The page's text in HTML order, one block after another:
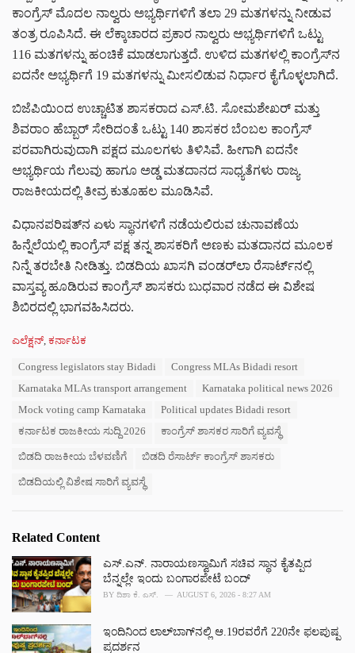
ಕಾಂಗ್ರೆಸ್ ಮೊದಲ ನಾಲ್ವರು ಅಭ್ಯರ್ಥಿಗಳಿಗೆ ತಲಾ 29 ಮತಗಳನ್ನು ನೀಡುವ
ತಂತ್ರ ರೂಪಿಸಿದೆ. ಈ ಲೆಕ್ಕಾಚಾರದ ಪ್ರಕಾರ ನಾಲ್ವರು ಅಭ್ಯರ್ಥಿಗಳಿಗೆ ಒಟ್ಟು
116 ಮತಗಳನ್ನು ಹಂಚಿಕೆ ಮಾಡಲಾಗುತ್ತದೆ. ಉಳಿದ ಮತಗಳಲ್ಲಿ ಕಾಂಗ್ರೆಸ್‌ನ
ಐದನೇ ಅಭ್ಯರ್ಥಿಗೆ 19 ಮತಗಳನ್ನು ಮೀಸಲಿಡುವ ನಿರ್ಧಾರ ಕೈಗೊಳ್ಳಲಾಗಿದೆ.
ಬಿಜೆಪಿಯಿಂದ ಉಚ್ಚಾಟಿತ ಶಾಸಕರಾದ ಎಸ್.ಟಿ. ಸೋಮಶೇಖರ್ ಮತ್ತು
ಶಿವರಾಂ ಹೆಬ್ಬಾರ್ ಸೇರಿದಂತೆ ಒಟ್ಟು 140 ಶಾಸಕರ ಬೆಂಬಲ ಕಾಂಗ್ರೆಸ್
ಪರವಾಗಿರುವುದಾಗಿ ಪಕ್ಷದ ಮೂಲಗಳು ತಿಳಿಸಿವೆ. ಹೀಗಾಗಿ ಐದನೇ
ಅಭ್ಯರ್ಥಿಯ ಗೆಲುವು ಹಾಗೂ ಅಡ್ಡ ಮತದಾನದ ಸಾಧ್ಯತೆಗಳು ರಾಜ್ಯ
ರಾಜಕೀಯದಲ್ಲಿ ತೀವ್ರ ಕುತೂಹಲ ಮೂಡಿಸಿವೆ.
ವಿಧಾನಪರಿಷತ್‌ನ ಏಳು ಸ್ಥಾನಗಳಿಗೆ ನಡೆಯಲಿರುವ ಚುನಾವಣೆಯ
ಹಿನ್ನೆಲೆಯಲ್ಲಿ ಕಾಂಗ್ರೆಸ್ ಪಕ್ಷ ತನ್ನ ಶಾಸಕರಿಗೆ ಅಣಕು ಮತದಾನದ ಮೂಲಕ
ನಿನ್ನೆ ತರಬೇತಿ ನೀಡಿತ್ತು. ಬಿಡದಿಯ ಖಾಸಗಿ ವಂಡರ್‌ಲಾ ರೆಸಾರ್ಟ್‌ನಲ್ಲಿ
ವಾಸ್ತವ್ಯ ಹೂಡಿರುವ ಕಾಂಗ್ರೆಸ್ ಶಾಸಕರು ಬುಧವಾರ ನಡೆದ ಈ ವಿಶೇಷ
ಶಿಬಿರದಲ್ಲಿ ಭಾಗವಹಿಸಿದರು.
C
ಎಲೆಕ್ಷನ್, ಕರ್ನಾಟಕ
Congress legislators stay Bidadi
Congress MLAs Bidadi resort
Karnataka MLAs transport arrangement
Karnataka political news 2026
Mock voting camp Karnataka
Political updates Bidadi resort
ಕರ್ನಾಟಕ ರಾಜಕೀಯ ಸುದ್ದಿ 2026
ಕಾಂಗ್ರೆಸ್ ಶಾಸಕರ ಸಾರಿಗೆ ವ್ಯವಸ್ಥೆ
ಬಿಡದಿ ರಾಜಕೀಯ ಬೆಳವಣಿಗೆ ಬಿಡದಿ ರೆಸಾರ್ಟ್ ಕಾಂಗ್ರೆಸ್ ಶಾಸಕರು
ಬಿಡದಿಯಲ್ಲಿ ವಿಶೇಷ ಸಾರಿಗೆ ವ್ಯವಸ್ಥೆ
Related Content
ಎಸ್.ಎನ್. ನಾರಾಯಣಸ್ವಾಮಿಗೆ ಸಚಿವ ಸ್ಥಾನ ಕೈತಪ್ಪಿದ
ಬೆನ್ನಲ್ಲೇ ಇಂದು ಬಂಗಾರಪೇಟೆ ಬಂದ್
BY ದಿಶಾ ಕೆ. ಎಸ್. AUGUST 6, 2026 - 8:27 AM
ಇಂದಿನಿಂದ ಲಾಲ್‌ಬಾಗ್‌ನಲ್ಲಿ ಆ.19ರವರೆಗೆ 220ನೇ ಫಲಪುಷ್ಪ
ಪ್ರದರ್ಶನ